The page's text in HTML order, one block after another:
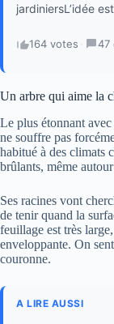
jardiniersL’idée
164 votes · 47
Un arbre qui aime la
Le plus étonnant avec
ne souffre pas
habitué à des climats
brûlants, même
Ses racines vont
de tenir quand la
feuillage est très
enveloppante. On
couronne.
A LIRE AUSSI